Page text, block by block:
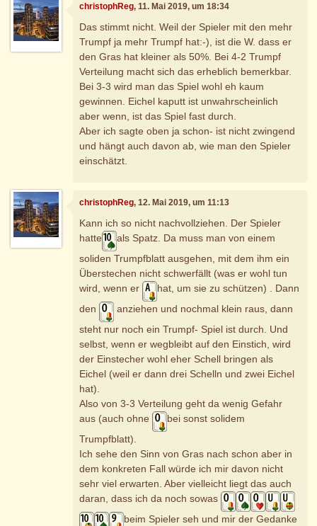
christophReg, 11. Mai 2019, um 18:34
Das stimmt nicht. Weil der Spieler mit den mehr
Trumpf ja mehr Trumpf hat:-), ist die W. dass er
den Gras hat kleiner als 50%. Bei 4-2 Trumpf
Verteilung macht sich das erheblich bemerkbar.
Bei 3-3 wird man das Spiel wohl eh kaum
gewinnen. Eichel kaputt ist unwahrscheinlich
aber wenn, ist das Spiel fast durch.
Aber ich sagte oben ja schon- ist nicht zwingend
und hängt auch davon ab, wie man den Spieler
einschätzt.
christophReg, 12. Mai 2019, um 11:13
Kann ich so nicht nachvollziehen. Der Spieler
hatte
als Spatz. Da muss man von einem
soliden Trumpfblatt ausgehen, mit dem ihm ein
Überstechen nicht schwerfällt (was er wohl tun
wird, wenn er
hat, um sie zu schützen) . Dann
den
anziehen und nochmal klein raus, dann
steht nur noch ein Trumpf- Spiel ist durch. Und
selbst, wenn er wegbleibt auf den Einstich, wird
der Einstecher wohl eher Schell bringen als
Eichel (weil er dann drei Schelln und zwei Eichel
hat).
Also von 3-3 Verteilung geht da wenig Gefahr
aus (auch ohne
bei sonst solidem
Trumpfblatt).
Ich sehe den Sinn von Gras nach schon aber in
dem konkreten Fall würde ich mir davon nicht
sehr viel erwarten. Aber vielleicht liegt das auch
daran, dass ich da noch sowas
beim Spieler seh und mir der Gedanke